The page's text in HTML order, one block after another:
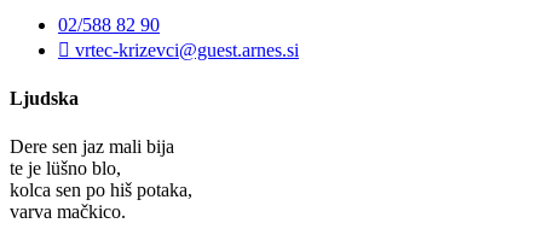
02/588 82 90
vrtec-krizevci@guest.arnes.si
Ljudska
Dere sen jaz mali bija
te je lüšno blo,
kolca sen po hiš potaka,
varva mačkico.